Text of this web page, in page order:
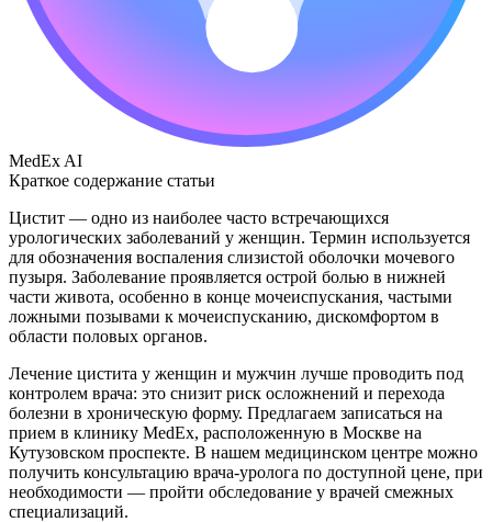
MedEx AI
Краткое содержание статьи
Цистит — одно из наиболее часто встречающихся
урологических заболеваний у женщин. Термин используется
для обозначения воспаления слизистой оболочки мочевого
пузыря. Заболевание проявляется острой болью в нижней
части живота, особенно в конце мочеиспускания, частыми
ложными позывами к мочеиспусканию, дискомфортом в
области половых органов.
Лечение цистита у женщин и мужчин лучше проводить под
контролем врача: это снизит риск осложнений и перехода
болезни в хроническую форму. Предлагаем записаться на
прием в клинику MedEx, расположенную в Москве на
Кутузовском проспекте. В нашем медицинском центре можно
получить консультацию врача-уролога по доступной цене, при
необходимости — пройти обследование у врачей смежных
специализаций.